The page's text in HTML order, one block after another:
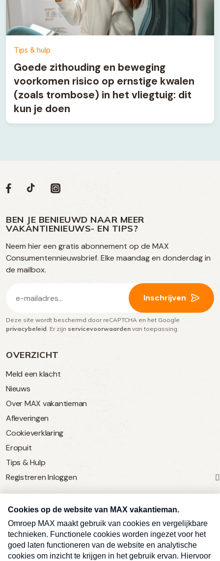
Tips & hulp
Goede zithouding en beweging
voorkomen risico op ernstige kwalen
(zoals trombose) in het vliegtuig: dit
kun je doen
OVERZICHT
Meld een klacht
Nieuws
Over MAX vakantieman
Afleveringen
Cookieverklaring
Eropuit
Tips & Hulp
Registreren Inloggen
SERVICE
Over Omroep MAX
MAX Vandaag
MAX Meldpunt
Volg
op
social
media
Social
Volg
op
Facebook
Volg
op
TikTok
Volg
op
Instagram
BEN JE BENIEUWD NAAR MEER
VAKANTIENIEUWS- EN TIPS?
Neem hier een gratis abonnement op de MAX
Consumentennieuwsbrief. Elke maandag en donderdag in
de mailbox.
mailadres
(Vereist)
Inschrijven
Deze site wordt beschermd door reCAPTCHA en het Google
privacybeleid . Er zijn servicevoorwaarden van toepassing.